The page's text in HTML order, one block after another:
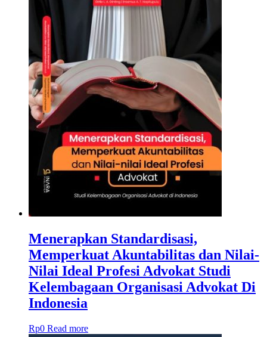
Menerapkan Standardisasi,
Memperkuat Akuntabilitas dan Nilai-
Nilai Ideal Profesi Advokat Studi
Kelembagaan Organisasi Advokat Di
Indonesia
Rp0 Read more